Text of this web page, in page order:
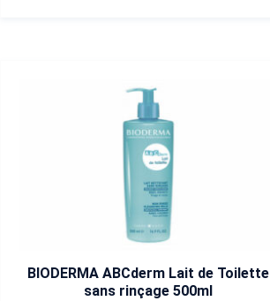
BIODERMA ABCderm Lait de Toilette
sans rinçage 500ml